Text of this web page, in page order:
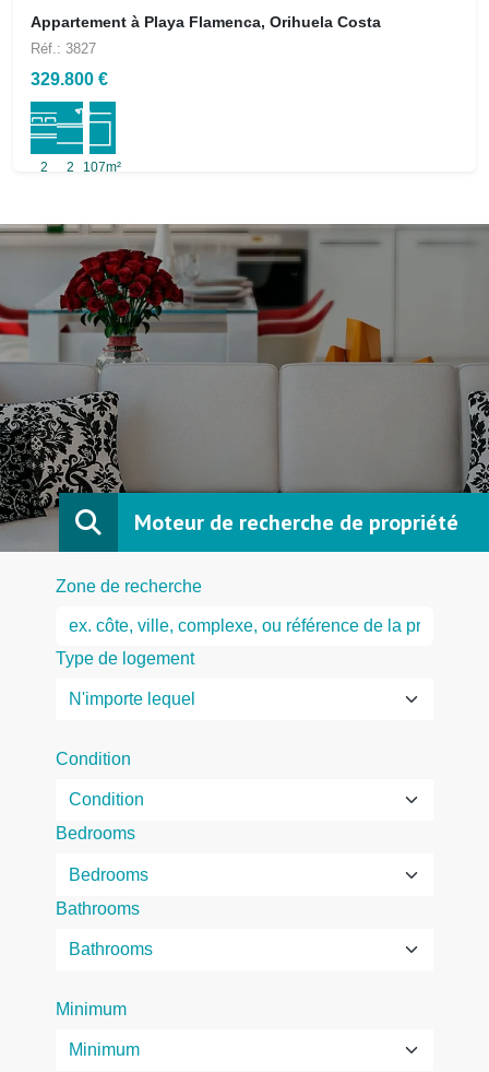
Appartement à Playa Flamenca, Orihuela Costa
Réf.: 3827
329.800 €
2 2 107m²
Moteur de recherche de propriété
Zone de recherche
Type de logement
Condition
Bedrooms
Bathrooms
Minimum